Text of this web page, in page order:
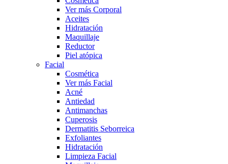
Ver más Corporal
Aceites
Hidratación
Maquillaje
Reductor
Piel atópica
Facial
Cosmética
Ver más Facial
Acné
Antiedad
Antimanchas
Cuperosis
Dermatitis Seborreica
Exfoliantes
Hidratación
Limpieza Facial